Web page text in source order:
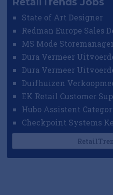
State of Art Designer
Redman Europe Sales
MS Mode Storemanager
Dura Vermeer
Dura Vermeer
Duifhuizen
EK Retail Customer
Hubo Assistent